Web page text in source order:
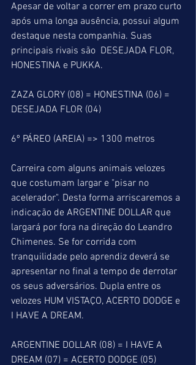
Apesar de voltar a correr em prazo curto
após uma longa ausência, possui algum
destaque nesta companhia. Suas
principais rivais são  DESEJADA FLOR,
HONESTINA e PUKKA.
ZAZA GLORY (08) = HONESTINA (06) =
DESEJADA FLOR (04)
6º PÁREO (AREIA) => 1300 metros
Carreira com alguns animais velozes
que costumam largar e "pisar no
acelerador". Desta forma arriscaremos a
indicação de ARGENTINE DOLLAR que
largará por fora na direção do Leandro
Chimenes. Se for corrida com
tranquilidade pelo aprendiz deverá se
apresentar no final a tempo de derrotar
os seus adversários. Dupla entre os
velozes HUM VISTAÇO, ACERTO DODGE e
I HAVE A DREAM.
ARGENTINE DOLLAR (08) = I HAVE A
DREAM (07) = ACERTO DODGE (05)